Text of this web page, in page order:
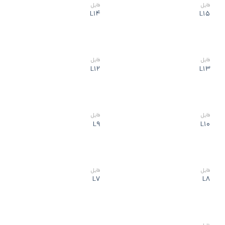
فايل
L15
فايل
L14
فايل
L13
فايل
L12
فايل
L10
فايل
L9
فايل
L8
فايل
L7